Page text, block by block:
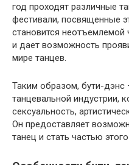
год проходят различные
фестивали, посвященные
становится неотъемлемой
и дает возможность
мире танцев.
Таким образом, бути-дэнс
танцевальной индустрии,
сексуальность,
Он предоставляет
танец и стать частью